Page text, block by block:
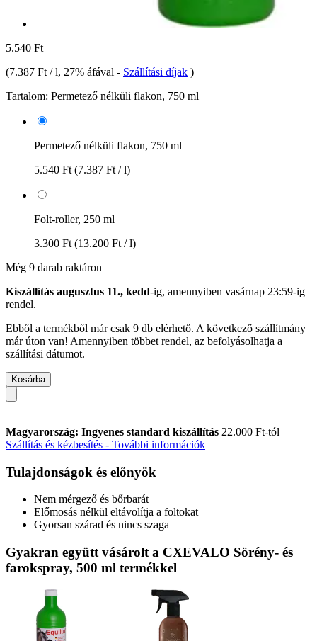
5.540 Ft
(7.387 Ft / l, 27% áfával - Szállítási díjak )
Tartalom: Permetező nélküli flakon, 750 ml
Permetező nélküli flakon, 750 ml
5.540 Ft (7.387 Ft / l)
Folt-roller, 250 ml
3.300 Ft (13.200 Ft / l)
Még 9 darab raktáron
Kiszállítás augusztus 11., kedd-ig, amennyiben vasárnap 23:59-ig
rendel.
Ebből a termékből már csak 9 db elérhető. A következő szállítmány
már úton van! Amennyiben többet rendel, az befolyásolhatja a
szállítási dátumot.
Kosárba
Magyarország: Ingyenes standard kiszállítás 22.000 Ft-tól
Szállítás és kézbesítés - További információk
Tulajdonságok és előnyök
Nem mérgező és bőrbarát
Előmosás nélkül eltávolítja a foltokat
Gyorsan szárad és nincs szaga
Gyakran együtt vásárolt a CXEVALO Sörény- és
farokspray, 500 ml termékkel